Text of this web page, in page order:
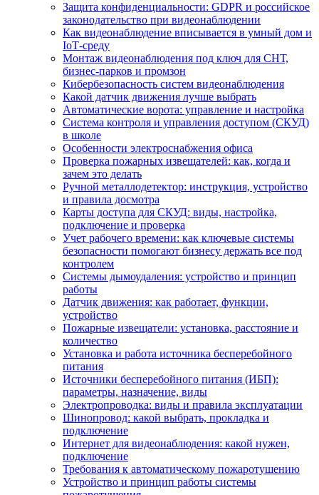
Защита конфиденциальности: GDPR и российское
законодательство при видеонаблюдении
Как видеонаблюдение вписывается в умный дом и
IoT‑среду
Монтаж видеонаблюдения под ключ для СНТ,
бизнес‑парков и промзон
Кибербезопасность систем видеонаблюдения
Какой датчик движения лучше выбрать
Автоматические ворота: управление и настройка
Система контроля и управления доступом (СКУД)
в школе
Особенности электроснабжения офиса
Проверка пожарных извещателей: как, когда и
зачем это делать
Ручной металлодетектор: инструкция, устройство
и правила досмотра
Карты доступа для СКУД: виды, настройка,
подключение и проверка
Учет рабочего времени: как ключевые системы
безопасности помогают бизнесу держать все под
контролем
Системы дымоудаления: устройство и принцип
работы
Датчик движения: как работает, функции,
устройство
Пожарные извещатели: установка, расстояние и
количество
Установка и работа источника бесперебойного
питания
Источники бесперебойного питания (ИБП):
параметры, назначение, виды
Электропроводка: виды и правила эксплуатации
Шинопровод: какой выбрать, прокладка и
подключение
Интернет для видеонаблюдения: какой нужен,
подключение
Требования к автоматическому пожаротушению
Устройство и принцип работы системы